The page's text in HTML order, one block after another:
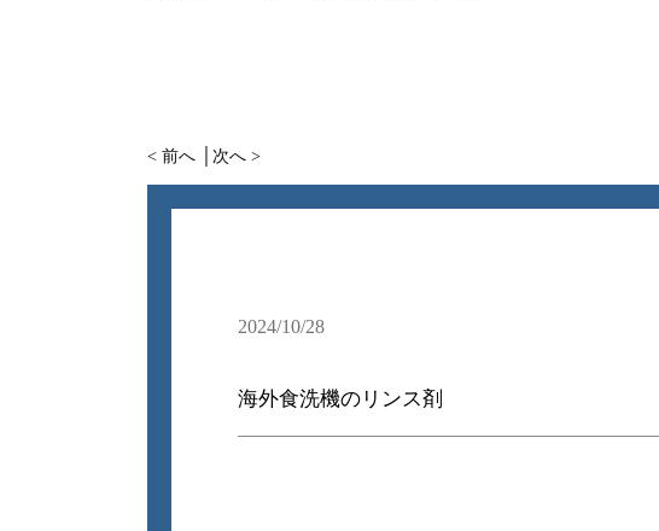
< 前へ 次へ >
2024/10/28
海外食洗機のリンス剤